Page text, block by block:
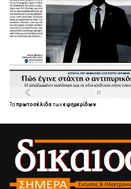
Ταπρωτοσέλιδατωνεφημερίδων